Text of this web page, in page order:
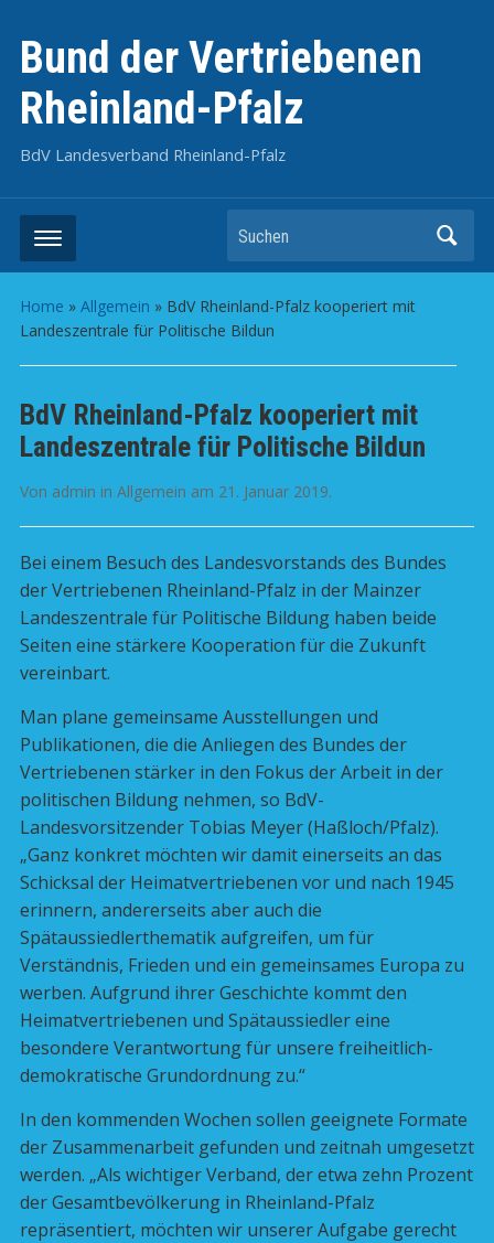
Bund der Vertriebenen
Rheinland-Pfalz
BdV Landesverband Rheinland-Pfalz
Suchen
Home » Allgemein » BdV Rheinland-Pfalz kooperiert mit
Landeszentrale für Politische Bildun
BdV Rheinland-Pfalz kooperiert mit
Landeszentrale für Politische Bildun
Von admin in Allgemein am 21. Januar 2019.
Bei einem Besuch des Landesvorstands des Bundes
der Vertriebenen Rheinland-Pfalz in der Mainzer
Landeszentrale für Politische Bildung haben beide
Seiten eine stärkere Kooperation für die Zukunft
vereinbart.
Man plane gemeinsame Ausstellungen und
Publikationen, die die Anliegen des Bundes der
Vertriebenen stärker in den Fokus der Arbeit in der
politischen Bildung nehmen, so BdV-
Landesvorsitzender Tobias Meyer (Haßloch/Pfalz).
„Ganz konkret möchten wir damit einerseits an das
Schicksal der Heimatvertriebenen vor und nach 1945
erinnern, andererseits aber auch die
Spätaussiedlerthematik aufgreifen, um für
Verständnis, Frieden und ein gemeinsames Europa zu
werben. Aufgrund ihrer Geschichte kommt den
Heimatvertriebenen und Spätaussiedler eine
besondere Verantwortung für unsere freiheitlich-
demokratische Grundordnung zu.“
In den kommenden Wochen sollen geeignete Formate
der Zusammenarbeit gefunden und zeitnah umgesetzt
werden. „Als wichtiger Verband, der etwa zehn Prozent
der Gesamtbevölkerung in Rheinland-Pfalz
repräsentiert, möchten wir unserer Aufgabe gerecht